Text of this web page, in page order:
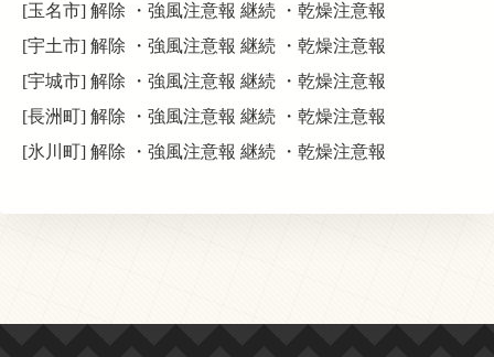
[玉名市] 解除 ・強風注意報 継続 ・乾燥注意報
[宇土市] 解除 ・強風注意報 継続 ・乾燥注意報
[宇城市] 解除 ・強風注意報 継続 ・乾燥注意報
[長洲町] 解除 ・強風注意報 継続 ・乾燥注意報
[氷川町] 解除 ・強風注意報 継続 ・乾燥注意報